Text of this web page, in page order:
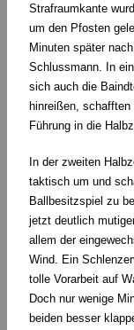
Strafraumkante
um den Pfosten
Minuten später
Schlussmann. In
sich auch die
hinreißen,
Führung in die
In der zweiten
taktisch um und
Ballbesitzspiel zu
jetzt deutlich
allem der
Wind. Ein
tolle Vorarbeit auf
Doch nur wenige
beiden besser